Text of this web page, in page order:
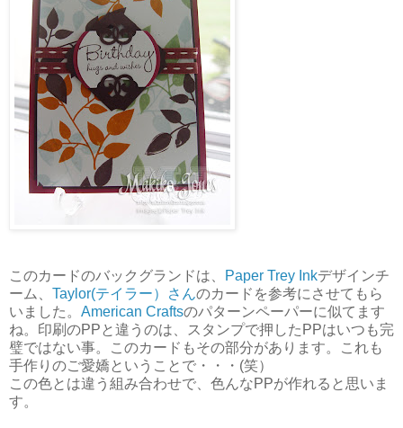
このカードのバックグランドは、 Paper Trey Inkデザインチ
ーム、 Taylor(テイラー）さんのカードを参考にさせてもら
いました。 American Craftsのパターンペーパーに似てます
ね。印刷のPPと違うのは、スタンプで押したPPはいつも完
璧ではない事。このカードもその部分があります。これも
手作りのご愛嬌ということで・・・(笑）
この色とは違う組み合わせで、色んなPPが作れると思いま
す。